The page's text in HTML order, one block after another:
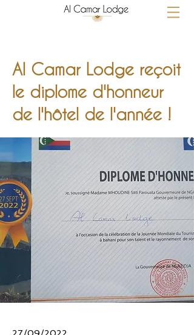
Al Camar Lodge reçoit
le diplome d'honneur
de l'hôtel de l'année !